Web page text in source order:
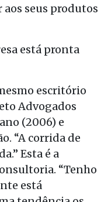
seus produtos
está pronta
escritório
Advogados
(2006) e
“A corrida de
Esta é a
“Tenho
está